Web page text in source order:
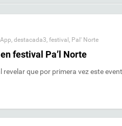
App, destacada3, festival , Pal' Norte
festival Pa’l Norte
que por primera vez este